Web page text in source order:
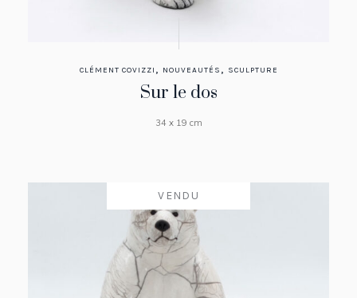
CLÉMENT COVIZZI , NOUVEAUTÉS , SCULPTURE
Sur le dos
34 x 19 cm
VENDU